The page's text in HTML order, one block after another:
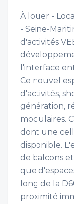
À louer -
- Seine-
d'activités
l'interface
Ce nouvel
d'activités,
génération,
modulaires.
dont une
disponible.
de balcons
que
long de la
proximité